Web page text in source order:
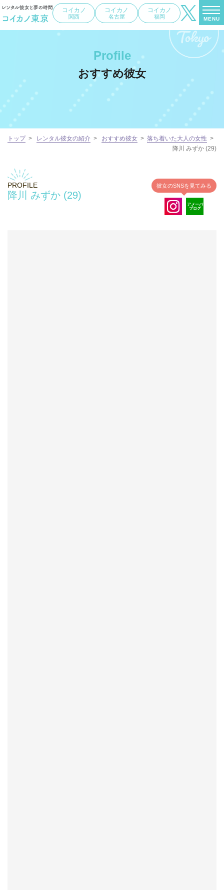
MENU
コイカノ
関西
コイカノ
名古屋
コイカノ
福岡
Profile
おすすめ彼女
トップ> レンタル彼女の紹介 > おすすめ彼女 > 落ち着いた大人の女性 >
降川 みずか (29)
PROFILE
降川 みずか (29)
彼女のSNSを見てみる
アメーバ
ブログ